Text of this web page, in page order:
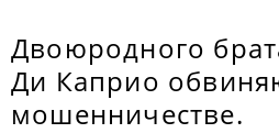
Двоюродного
Ди Каприо
мошенничестве.